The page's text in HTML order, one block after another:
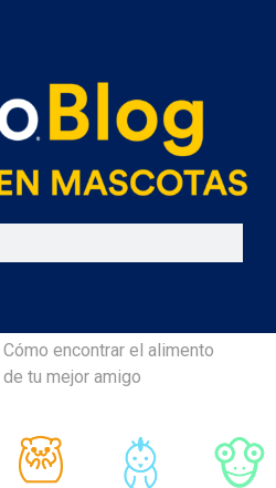
Cómo encontrar el alimento
tu mejor amigo